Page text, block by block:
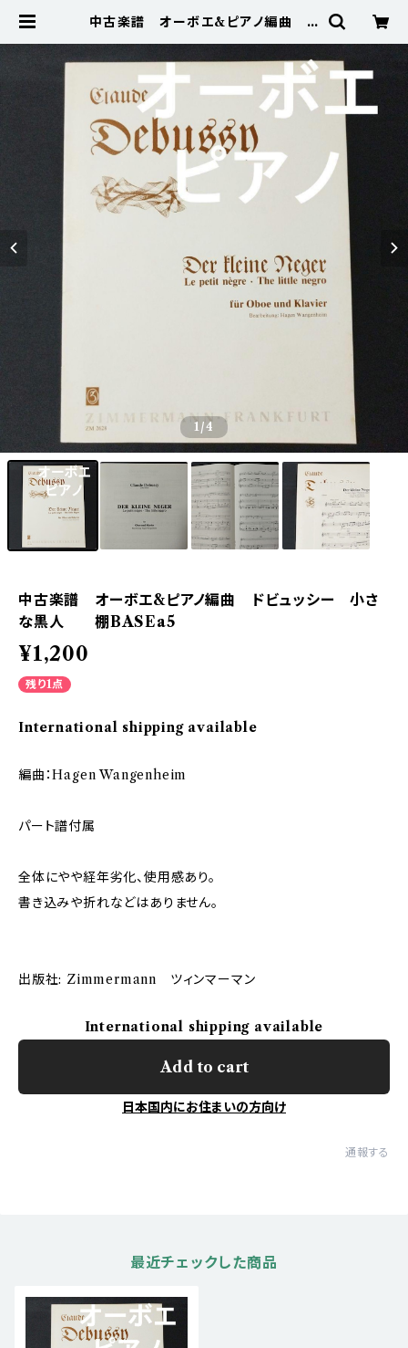
中古楽譜 オーボエ&ピアノ編曲 ド
音」 BASE店
1/4
中古楽譜 オーボエ&ピアノ編曲 ドビュッシー 小さ
な黒人 棚BASEa5
¥1,200
残り1点
International shipping available
編曲：Hagen Wangenheim
パート譜付属
全体にやや経年劣化、使用感あり。
書き込みや折れなどはありません。
出版社: Zimmermann ツィンマーマン
International shipping available
Add to cart
日本国内にお住まいの方向け
通報する
最近チェックした商品